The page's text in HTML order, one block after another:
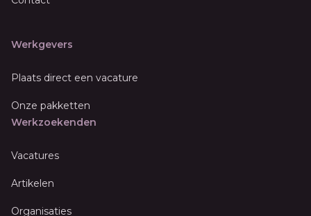
Werkgevers
Plaats direct een vacature
Onze pakketten
Werkzoekenden
Vacatures
Artikelen
Organisaties